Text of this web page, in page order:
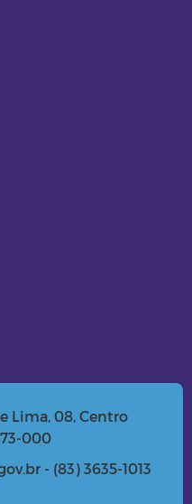
Lima, 08, Centro
000
- (83) 3635-1013